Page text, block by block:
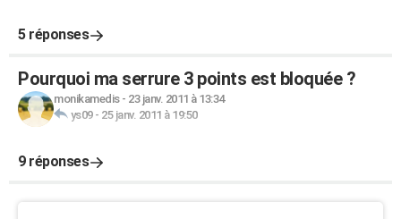
5 réponses
Pourquoi ma serrure 3 points est bloquée ?
monikamedis- 23 janv. 2011 à 13:34
ys09- 25 janv. 2011 à 19:50
9 réponses